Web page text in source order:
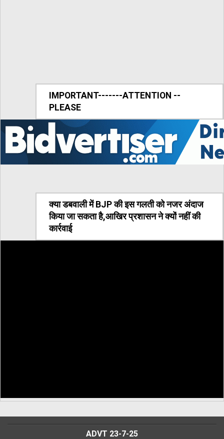
IMPORTANT-------ATTENTION --
PLEASE
क्या डबवाली में BJP की इस गलती को नजर अंदाज
किया जा सकता है,आखिर प्रशासन ने क्यों नहीं की
कार्रवाई
ADVT 23-7-25